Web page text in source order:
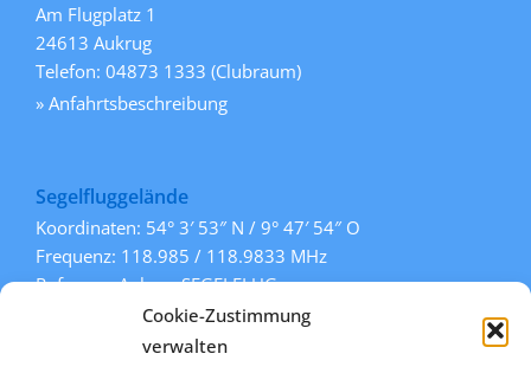
Cookie-Zustimmung
verwalten
Am Flugplatz 1
24613 Aukrug
Telefon: 04873 1333 (Clubraum)
» Anfahrtsbeschreibung
Segelfluggelände
Koordinaten: 54° 3′ 53″ N / 9° 47′ 54″ O
Frequenz: 118.985 / 118.9833 MHz
Rufname: Aukrug SEGELFLUG
Pisten: 108° / 288° (Gras)
» mehr Informationen